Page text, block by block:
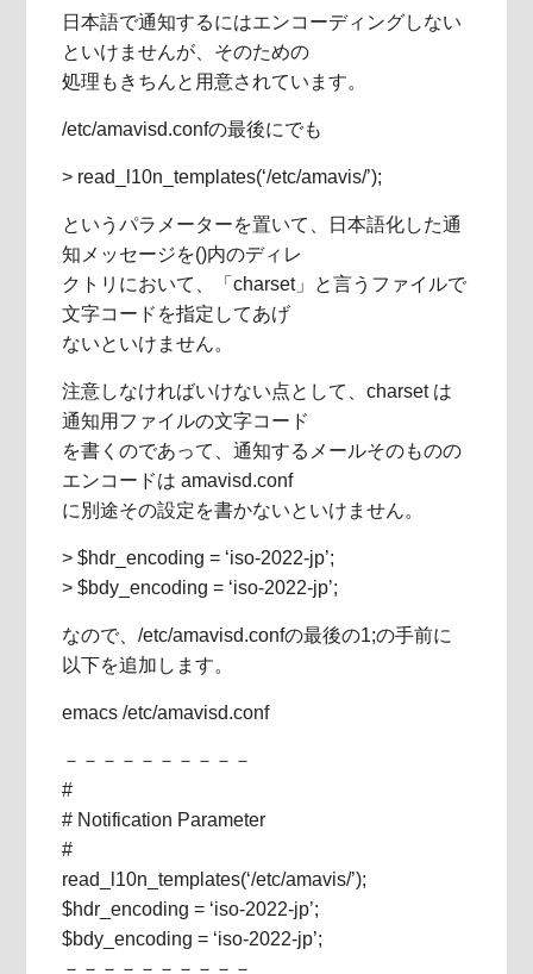
日本語で通知するにはエンコーディングしない
といけませんが、そのための
処理もきちんと用意されています。
/etc/amavisd.confの最後にでも
> read_l10n_templates(‘/etc/amavis/’);
というパラメーターを置いて、日本語化した通
知メッセージを()内のディレ
クトリにおいて、「charset」と言うファイルで
文字コードを指定してあげ
ないといけません。
注意しなければいけない点として、charset は
通知用ファイルの文字コード
を書くのであって、通知するメールそのものの
エンコードは amavisd.conf
に別途その設定を書かないといけません。
> $hdr_encoding = ‘iso-2022-jp’;
> $bdy_encoding = ‘iso-2022-jp’;
なので、/etc/amavisd.confの最後の1;の手前に
以下を追加します。
emacs /etc/amavisd.conf
－－－－－－－－－－
#
# Notification Parameter
#
read_l10n_templates(‘/etc/amavis/’);
$hdr_encoding = ‘iso-2022-jp’;
$bdy_encoding = ‘iso-2022-jp’;
－－－－－－－－－－